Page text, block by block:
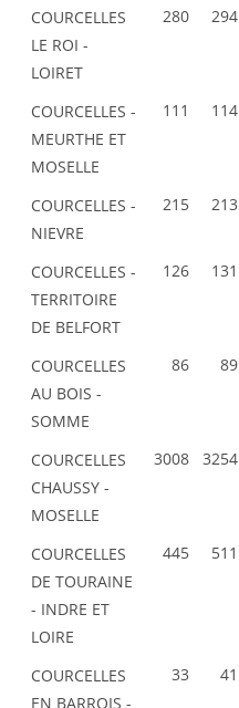
COURCELLES
LE ROI -
LOIRET
280 294
COURCELLES -
MEURTHE ET
MOSELLE
111 114
COURCELLES -
NIEVRE
215 213
COURCELLES -
TERRITOIRE
DE BELFORT
126 131
COURCELLES
AU BOIS -
SOMME
86 89
COURCELLES
CHAUSSY -
MOSELLE
3008 3254
COURCELLES
DE TOURAINE
- INDRE ET
LOIRE
445 511
COURCELLES
EN BARROIS -
33 41